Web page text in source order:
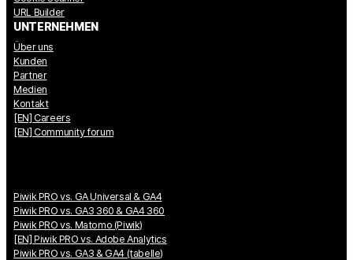
URL Builder
UNTERNEHMEN
Über uns
Kunden
Partner
Medien
Kontakt
[EN] Careers
[EN] Community forum
Piwik PRO vs. GA Universal & GA4
Piwik PRO vs. GA3 360 & GA4 360
Piwik PRO vs. Matomo (Piwik)
[EN] Piwik PRO vs. Adobe Analytics
Piwik PRO vs. GA3 & GA4 (tabelle)